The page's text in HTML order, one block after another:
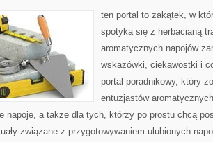
ten portal to zakątek, w
spotyka się z herbacianą
aromatycznych napojów
wskazówki, ciekawostki i
portal poradnikowy, który
entuzjastów
napoje, a także dla tych, którzy po prostu chcą
związane z przygotowywaniem ulubionych